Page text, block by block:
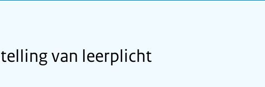
van leerplicht